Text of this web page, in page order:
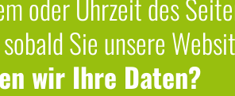
oder Uhrzeit des
Sie unsere
wir Ihre Daten?